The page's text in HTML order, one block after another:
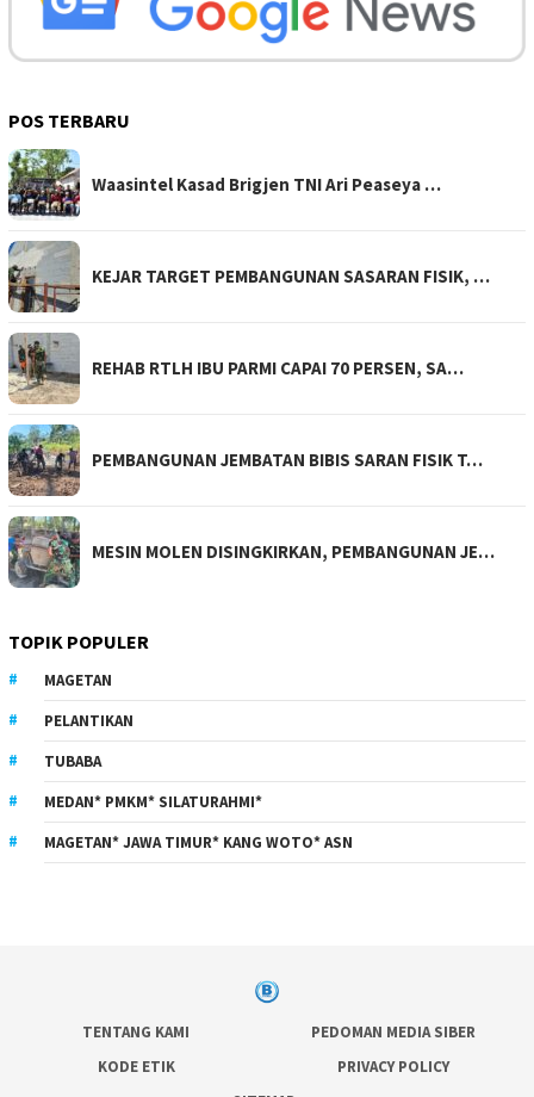
POS TERBARU
Waasintel Kasad Brigjen TNI Ari Peaseya …
KEJAR TARGET PEMBANGUNAN SASARAN FISIK, …
REHAB RTLH IBU PARMI CAPAI 70 PERSEN, SA…
PEMBANGUNAN JEMBATAN BIBIS SARAN FISIK T…
MESIN MOLEN DISINGKIRKAN, PEMBANGUNAN JE…
TOPIK POPULER
MAGETAN
PELANTIKAN
TUBABA
MEDAN* PMKM* SILATURAHMI*
MAGETAN* JAWA TIMUR* KANG WOTO* ASN
TENTANG KAMI
PEDOMAN MEDIA SIBER
KODE ETIK
PRIVACY POLICY